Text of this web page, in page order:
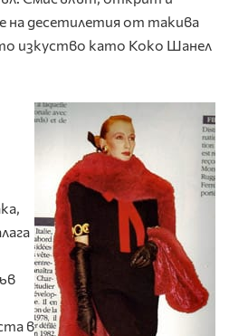
на десетилетия от такива
изкуство като Коко Шанел
в